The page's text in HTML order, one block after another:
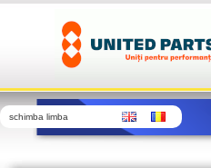
schimba limba